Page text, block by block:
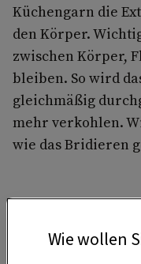
Küchengarn die
den Körper.
zwischen Körper,
bleiben. So wird
gleichmäßig
mehr verkohlen.
wie das Bridieren
Wie wollen